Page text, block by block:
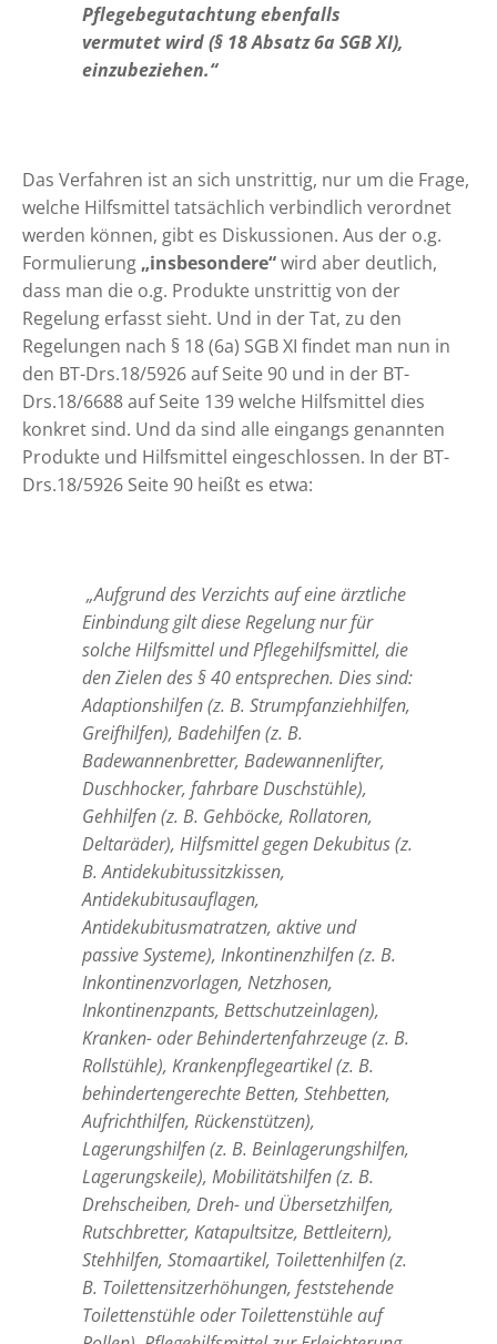
Pflegebegutachtung ebenfalls
vermutet wird (§ 18 Absatz 6a SGB XI),
einzubeziehen.“
Das Verfahren ist an sich unstrittig, nur um die Frage,
welche Hilfsmittel tatsächlich verbindlich verordnet
werden können, gibt es Diskussionen. Aus der o.g.
Formulierung „insbesondere“wird aber deutlich,
dass man die o.g. Produkte unstrittig von der
Regelung erfasst sieht. Und in der Tat, zu den
Regelungen nach § 18 (6a) SGB XI findet man nun in
den BT-Drs.18/5926 auf Seite 90 und in der BT-
Drs.18/6688 auf Seite 139 welche Hilfsmittel dies
konkret sind. Und da sind alle eingangs genannten
Produkte und Hilfsmittel eingeschlossen. In der BT-
Drs.18/5926 Seite 90 heißt es etwa:
„Aufgrund des Verzichts auf eine ärztliche
Einbindung gilt diese Regelung nur für
solche Hilfsmittel und Pflegehilfsmittel, die
den Zielen des § 40 entsprechen. Dies sind:
Adaptionshilfen (z. B. Strumpfanziehhilfen,
Greifhilfen), Badehilfen (z. B.
Badewannenbretter, Badewannenlifter,
Duschhocker, fahrbare Duschstühle),
Gehhilfen (z. B. Gehböcke, Rollatoren,
Deltaräder), Hilfsmittel gegen Dekubitus (z.
B. Antidekubitussitzkissen,
Antidekubitusauflagen,
Antidekubitusmatratzen, aktive und
passive Systeme), Inkontinenzhilfen (z. B.
Inkontinenzvorlagen, Netzhosen,
Inkontinenzpants, Bettschutzeinlagen),
Kranken- oder Behindertenfahrzeuge (z. B.
Rollstühle), Krankenpflegeartikel (z. B.
behindertengerechte Betten, Stehbetten,
Aufrichthilfen, Rückenstützen),
Lagerungshilfen (z. B. Beinlagerungshilfen,
Lagerungskeile), Mobilitätshilfen (z. B.
Drehscheiben, Dreh- und Übersetzhilfen,
Rutschbretter, Katapultsitze, Bettleitern),
Stehhilfen, Stomaartikel, Toilettenhilfen (z.
B. Toilettensitzerhöhungen, feststehende
Toilettenstühle oder Toilettenstühle auf